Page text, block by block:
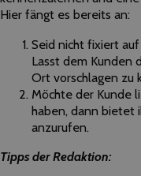
Hier fängt es bereits an:
Seid nicht fixiert
Lasst dem Kunden
Ort vorschlagen zu
Möchte der Kunde
haben, dann bietet
anzurufen.
Tipps der Redaktion: